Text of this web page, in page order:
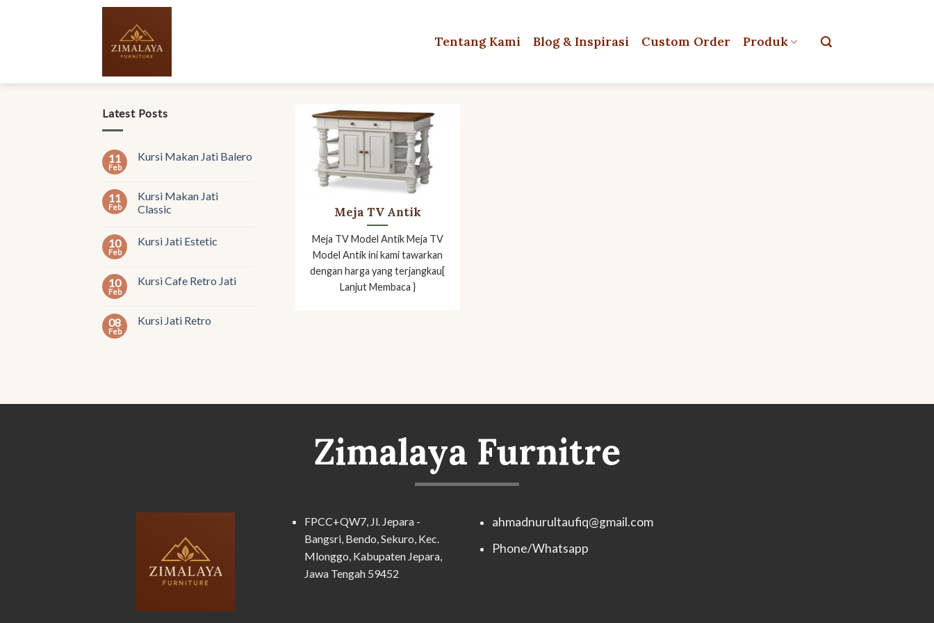
Tentang Kami Blog & Inspirasi Custom Order Produk
Latest Posts
11
Feb
Kursi Makan Jati Balero
11
Feb
Kursi Makan Jati
Classic
10
Feb
Kursi Jati Estetic
10
Feb
Kursi Cafe Retro Jati
08
Feb
Kursi Jati Retro
Meja TV Antik
Meja TV Model Antik Meja TV
Model Antik ini kami tawarkan
dengan harga yang terjangkau[
Lanjut Membaca }
Zimalaya Furnitre
FPCC+QW7, Jl. Jepara -
Bangsri, Bendo, Sekuro, Kec.
Mlonggo, Kabupaten Jepara,
Jawa Tengah 59452
ahmadnurultaufiq@gmail.com
Phone/Whatsapp